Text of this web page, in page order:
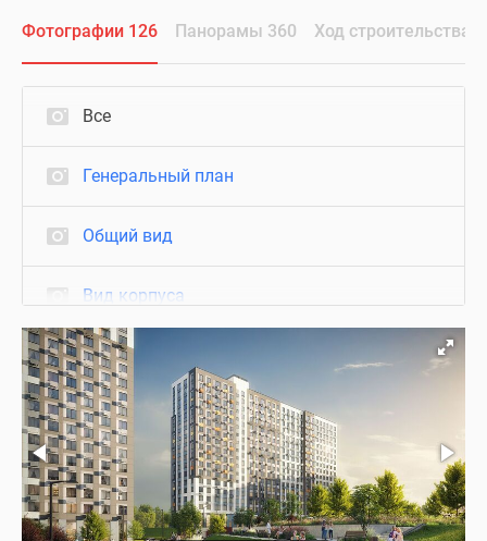
Фотографии 126 Панорамы 360 Ход строительства
Все
Генеральный план
Общий вид
Вид корпуса
Фасад
Благоустройство
Подъезд
Холл